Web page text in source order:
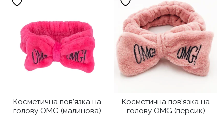
Косметична пов’язка на
голову OMG (малинова)
Косметична пов’язка на
голову OMG (персик)